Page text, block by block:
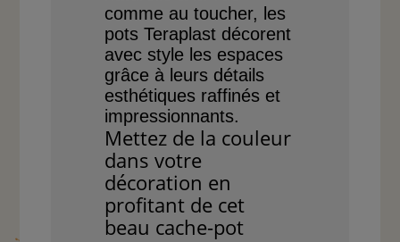
comme au toucher, les
pots Teraplast décorent
avec style les espaces
grâce à leurs détails
esthétiques raffinés et
impressionnants.
Mettez de la couleur
dans votre
décoration en
profitant de cet
beau cache-pot